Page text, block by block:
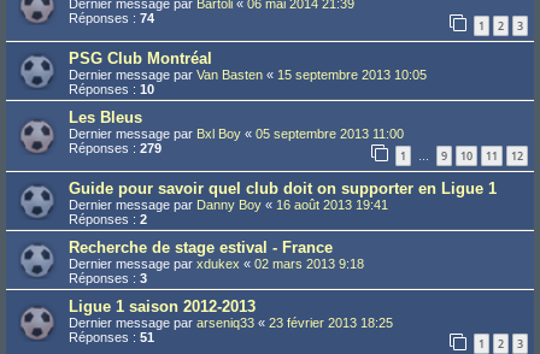
Dernier message par Bartoli « 06 mai 2014 21:39
Réponses : 74 1 2 3
PSG Club Montréal
Dernier message par Van Basten « 15 septembre 2013 10:05
Réponses : 10
Les Bleus
Dernier message par Bxl Boy « 05 septembre 2013 11:00
Réponses : 279 1 … 9 10 11 12
Guide pour savoir quel club doit on supporter en Ligue 1
Dernier message par Danny Boy « 16 août 2013 19:41
Réponses : 2
Recherche de stage estival - France
Dernier message par xdukex « 02 mars 2013 9:18
Réponses : 3
Ligue 1 saison 2012-2013
Dernier message par arseniq33 « 23 février 2013 18:25
Réponses : 51 1 2 3